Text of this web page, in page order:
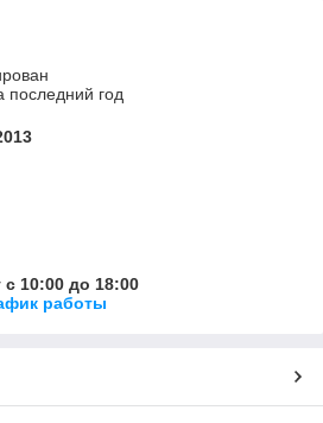
последний год
с 10:00 до 18:00
работы